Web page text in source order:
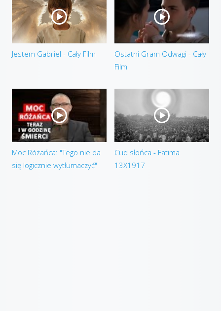
Jestem Gabriel - Cały Film
Ostatni Gram Odwagi - Cały
Film
Moc Różańca: "Tego nie da
się logicznie wytłumaczyć"
Cud słońca - Fatima
13X1917